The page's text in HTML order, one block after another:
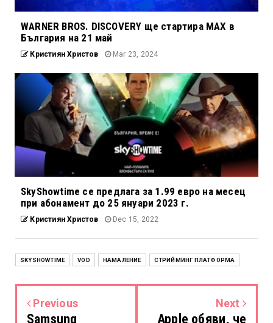
WARNER BROS. DISCOVERY ще стартира MAX в
България на 21 май
Кристиян Христов Mar 23, 2024
SkyShowtime се предлага за 1.99 евро на месец
при абонамент до 25 януари 2023 г.
Кристиян Христов Dec 15, 2022
SKYSHOWTIME VOD НАМАЛЕНИЕ СТРИЙМИНГ ПЛАТФОРМА
Previous
Samsung
Next
Apple обяви, че